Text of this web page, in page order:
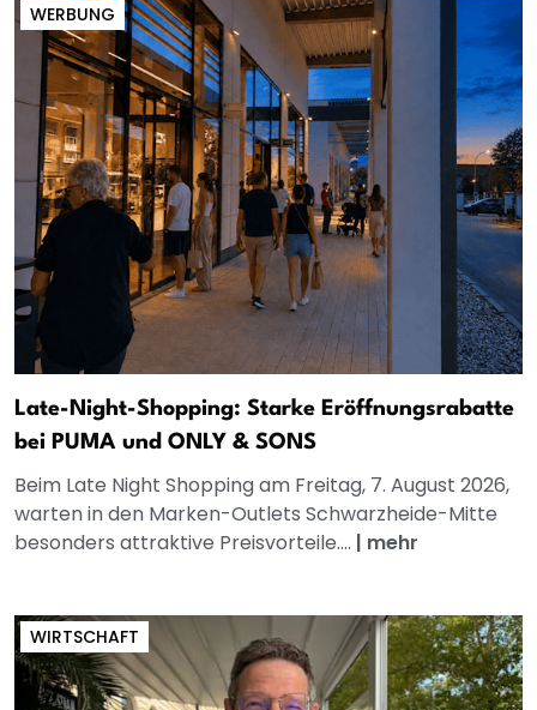
WERBUNG
Late-Night-Shopping: Starke Eröffnungsrabatte
bei PUMA und ONLY & SONS
Beim Late Night Shopping am Freitag, 7. August 2026,
warten in den Marken-Outlets Schwarzheide-Mitte
besonders attraktive Preisvorteile.... | mehr
WIRTSCHAFT